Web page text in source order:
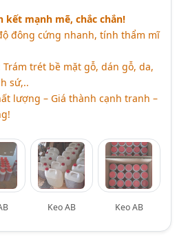
kết mạnh mẽ, chắc chắn!
đông cứng nhanh, tính thẩm mĩ
trét bề mặt gỗ, dán gỗ, da,
sứ,..
lượng – Giá thành cạnh tranh –
Keo AB Keo AB